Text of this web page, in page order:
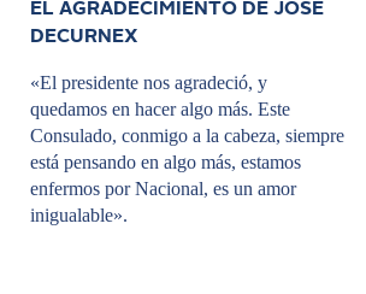
EL AGRADECIMIENTO DE JOSÉ
DECURNEX
«El presidente nos agradeció, y
quedamos en hacer algo más. Este
Consulado, conmigo a la cabeza, siempre
está pensando en algo más, estamos
enfermos por Nacional, es un amor
inigualable».